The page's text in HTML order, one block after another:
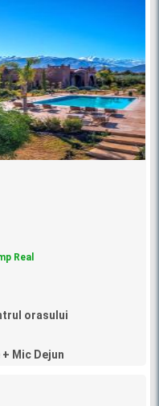
Real
orasului
Mic Dejun